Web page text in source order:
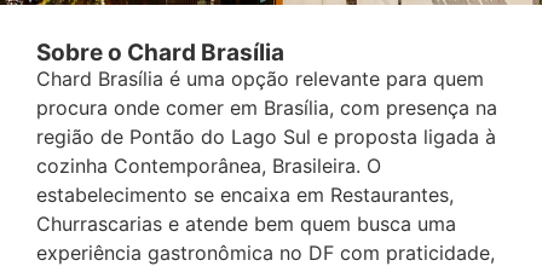
Sobre o Chard Brasília
Chard Brasília é uma opção relevante para quem
procura onde comer em Brasília, com presença na
região de Pontão do Lago Sul e proposta ligada à
cozinha Contemporânea, Brasileira. O
estabelecimento se encaixa em Restaurantes,
Churrascarias e atende bem quem busca uma
experiência gastronômica no DF com praticidade,